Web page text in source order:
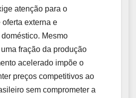
atenção para o
externa e
Mesmo
fração da produção
acelerado impõe o
preços competitivos ao
sem comprometer a